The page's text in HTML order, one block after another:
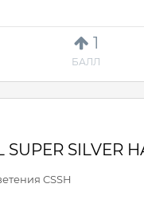
1
БАЛЛ
SUPER SILVER
CSSH